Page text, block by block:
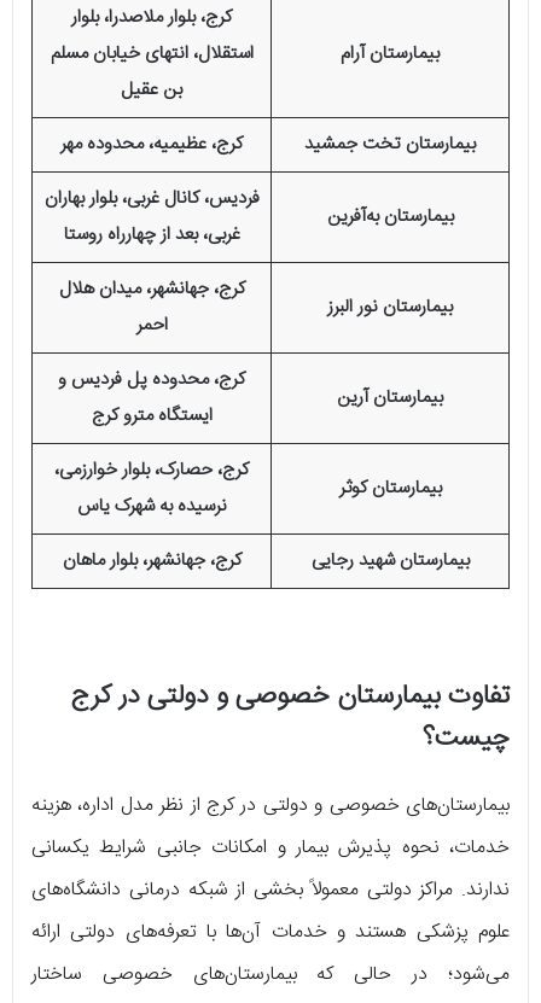
بیمارستان آرام
کرج، بلوار ملاصدرا، بلوار
استقلال، انتهای خیابان مسلم
بن عقیل
بیمارستان تخت جمشید
کرج، عظیمیه، محدوده مهر
بیمارستان به‌آفرین
فردیس، کانال غربی، بلوار بهاران
غربی، بعد از چهارراه روستا
بیمارستان نور البرز
کرج، جهانشهر، میدان هلال
احمر
بیمارستان آرین
کرج، محدوده پل فردیس و
ایستگاه مترو کرج
بیمارستان کوثر
کرج، حصارک، بلوار خوارزمی،
نرسیده به شهرک یاس
بیمارستان شهید رجایی
کرج، جهانشهر، بلوار ماهان
تفاوت بیمارستان خصوصی و دولتی در کرج
چیست؟
بیمارستان‌های خصوصی و دولتی در کرج از نظر مدل اداره، هزینه
خدمات، نحوه پذیرش بیمار و امکانات جانبی شرایط یکسانی
ندارند. مراکز دولتی معمولاً بخشی از شبکه درمانی دانشگاه‌های
علوم پزشکی هستند و خدمات آن‌ها با تعرفه‌های دولتی ارائه
می‌شود؛ در حالی که بیمارستان‌های خصوصی ساختار